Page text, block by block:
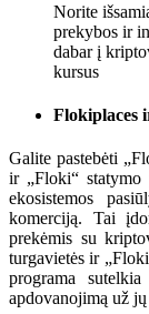
Norite
prekybos ir
dabar į
kursus
Flokiplaces
Galite pastebėti
ir „Floki“ statymo
ekosistemos
komerciją. Tai
prekėmis su
turgavietės ir
programa
apdovanojimą už